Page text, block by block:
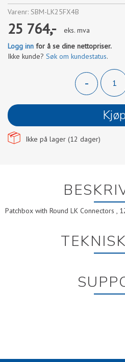
Varenr: SBM-LK25FX4B
25 764,-
eks. mva
Logg inn for å se dine nettopriser.
Ikke kunde? Søk om kundestatus.
-
Kjøp
Ikke på lager (12 dager)
Patchbox with Round LK Connectors ,